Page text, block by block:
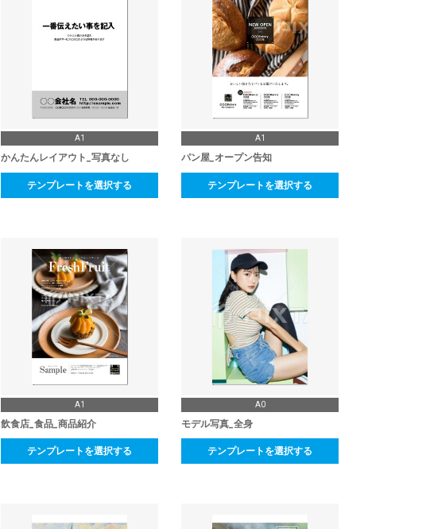
A1
かんたんレイアウト_写真なし
テンプレートを選択する
A1
パン屋_オープン告知
テンプレートを選択する
A1
飲食店_食品_商品紹介
テンプレートを選択する
A0
モデル写真_全身
テンプレートを選択する